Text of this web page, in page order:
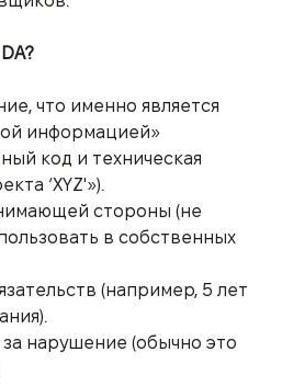
что именно является
информацией»
код и техническая
‘XYZ'»).
стороны (не
в собственных
(например, 5 лет
нарушение (обычно это